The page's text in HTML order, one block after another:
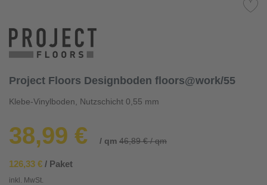
Project Floors Designboden floors@work/55
Klebe-Vinylboden, Nutzschicht 0,55 mm
38,99 € / qm 46,89 € / qm
126,33 € / Paket
inkl. MwSt.